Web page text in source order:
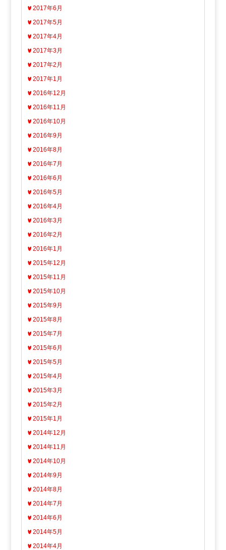
2017年6月
2017年5月
2017年4月
2017年3月
2017年2月
2017年1月
2016年12月
2016年11月
2016年10月
2016年9月
2016年8月
2016年7月
2016年6月
2016年5月
2016年4月
2016年3月
2016年2月
2016年1月
2015年12月
2015年11月
2015年10月
2015年9月
2015年8月
2015年7月
2015年6月
2015年5月
2015年4月
2015年3月
2015年2月
2015年1月
2014年12月
2014年11月
2014年10月
2014年9月
2014年8月
2014年7月
2014年6月
2014年5月
2014年4月